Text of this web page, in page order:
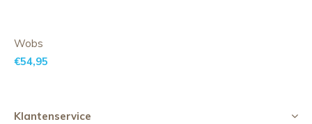
Wobs
€54,95
Klantenservice